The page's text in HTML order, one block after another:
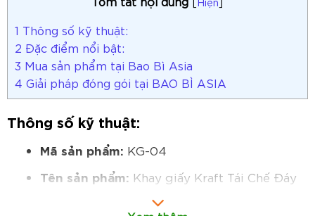
1 Thông số kỹ thuật:
2 Đặc điểm nổi bật:
3 Mua sản phẩm tại Bao Bì Asia
4 Giải pháp đóng gói tại BAO BÌ ASIA
Thông số kỹ thuật:
Mã sản phẩm: KG-04
Tên sản phẩm: Khay giấy Kraft Tái Chế Đáy